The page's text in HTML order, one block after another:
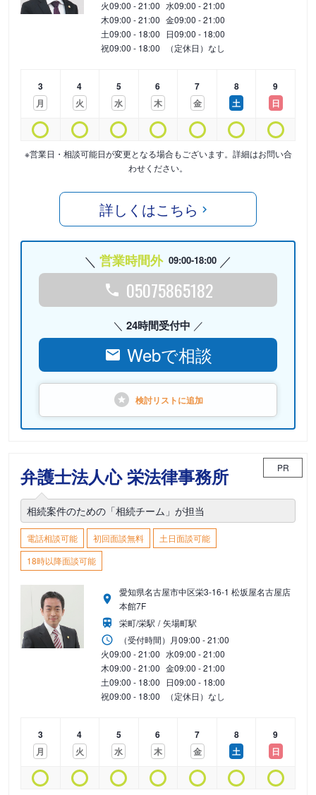
火09:00 - 21:00 水09:00 - 21:00
木09:00 - 21:00 金09:00 - 21:00
土09:00 - 18:00 日09:00 - 18:00
祝09:00 - 18:00 （定休日）なし
3
月
4
火
5
水
6
木
7
金
8
土
9
日
※営業日・相談可能日が変更となる場合もございます。詳細はお問い合
わせください。
詳しくはこちら
営業時間外 09:00-18:00
05075865182
24時間受付中
Webで相談
検討リストに追加
弁護士法人心 栄法律事務所 PR
相続案件のための「相続チーム」が担当
電話相談可能 初回面談無料
土日面談可能
18時以降面談可能
愛知県名古屋市中区栄3-16-1 松坂屋名古屋店
本館7F
栄町/栄駅
矢場町駅
（受付時間） 月09:00 - 21:00
火09:00 - 21:00 水09:00 - 21:00
木09:00 - 21:00 金09:00 - 21:00
土09:00 - 18:00 日09:00 - 18:00
祝09:00 - 18:00 （定休日）なし
3
月
4
火
5
水
6
木
7
金
8
土
9
日